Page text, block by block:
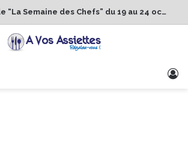
1er Édition de “La Semaine des Chefs” du 19 au 24 octobre 2026